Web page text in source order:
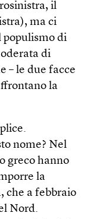
il
ma ci
populismo di
di
– le due facce
la
nome? Nel
greco hanno
la
che a febbraio
Nord.